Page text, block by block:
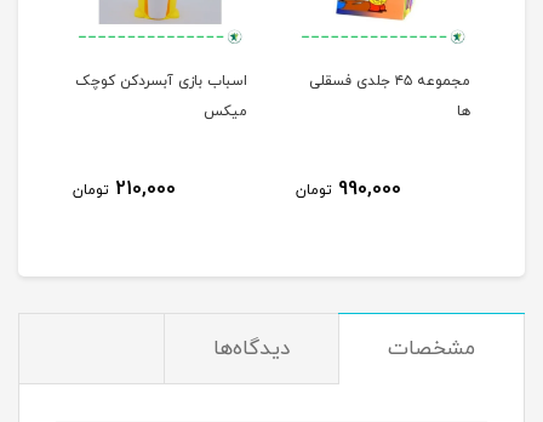
مجموعه ۴۵ جلدی فسقلی
ها
990,000 تومان
اسباب بازی آبسردکن کوچک
میکس
210,000 تومان
مشخصات دیدگاه‌ها